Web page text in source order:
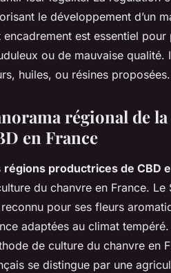
le développement d’un
encadrement est essentiel
ou de mauvaise
huiles, ou résines proposées.
régional de
en France
régions productrices de CBD
du chanvre en France.
pour ses fleurs
adaptées au climat
de culture du chanvre en
se distingue par une